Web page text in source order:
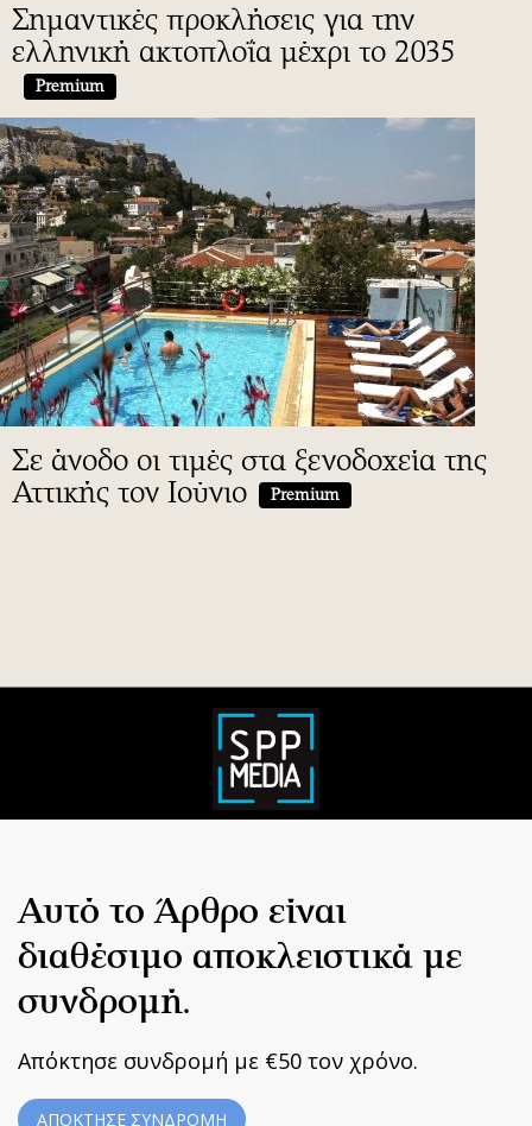
Αυτό το Άρθρο είναι
διαθέσιμο αποκλειστικά με
συνδρομή.
Απόκτησε συνδρομή με €50 τον χρόνο.
ΑΠΟΚΤΗΣΕ ΣΥΝΔΡΟΜΗ
Σημαντικές προκλήσεις για την
ελληνική ακτοπλοΐα μέχρι το 2035
Premium
Σε άνοδο οι τιμές στα ξενοδοχεία της
Αττικής τον Ιούνιο
Premium